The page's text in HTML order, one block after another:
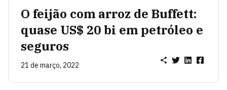
O feijão com arroz de Buffett:
quase US$ 20 bi em petróleo e
seguros
21 de março, 2022